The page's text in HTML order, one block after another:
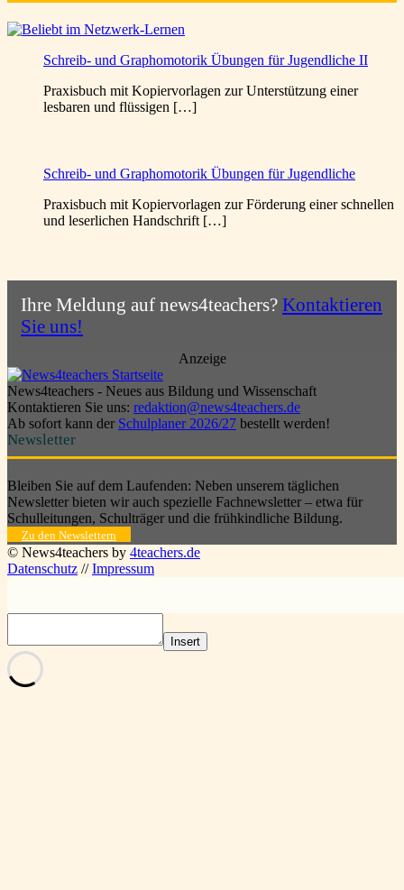
Schreib- und Graphomotorik Übungen für Jugendliche II
Praxisbuch mit Kopiervorlagen zur Unterstützung einer
lesbaren und flüssigen […]
Schreib- und Graphomotorik Übungen für Jugendliche
Praxisbuch mit Kopiervorlagen zur Förderung einer schnellen
und leserlichen Handschrift […]
Ihre Meldung auf news4teachers? Kontaktieren
Sie uns!
Anzeige
News4teachers - Neues aus Bildung und Wissenschaft
Kontaktieren Sie uns: redaktion@news4teachers.de
Ab sofort kann der Schulplaner 2026/27 bestellt werden!
Newsletter
Bleiben Sie auf dem Laufenden: Neben unserem täglichen
Newsletter bieten wir auch spezielle Fachnewsletter – etwa für
Schulleitungen, Schulträger und die frühkindliche Bildung.
Zu den Newslettern
© News4teachers by 4teachers.de
Datenschutz //Impressum
Insert